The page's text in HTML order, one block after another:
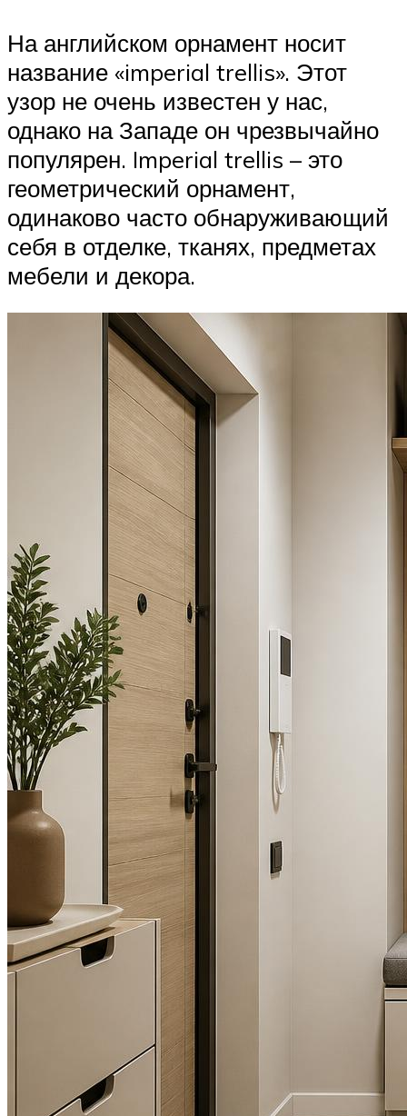
На английском орнамент носит
название «imperial trellis». Этот
узор не очень известен у нас,
однако на Западе он чрезвычайно
популярен. Imperial trellis – это
геометрический орнамент,
одинаково часто обнаруживающий
себя в отделке, тканях, предметах
мебели и декора.